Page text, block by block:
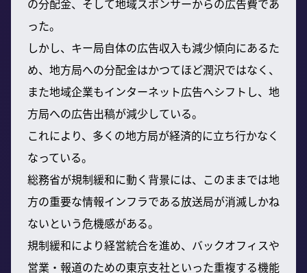
った。
しかし、キー局自体の広告収入も減少傾向にあるた
め、地方局への分配金はかつてほど潤沢ではなく、
また地域企業もインターネット広告へシフトし、地
方局への広告出稿が減少している。
これにより、多くの地方局が経済的に立ち行かなく
なっている。
総務省が規制緩和に動く背景には、このままでは地
方の重要な情報インフラである放送局が消滅しかね
ないという危機感がある。
規制緩和により経営統合を進め、バックオフィスや
営業・報道のための東京支社といった重複する機能